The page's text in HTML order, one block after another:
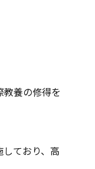
養の修得を
ており、高